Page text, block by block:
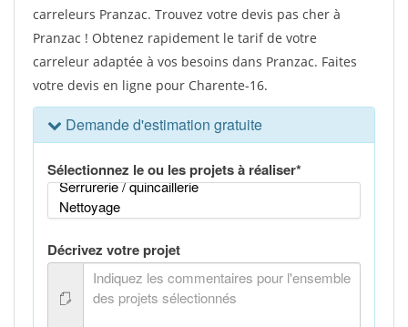
carreleurs Pranzac. Trouvez votre devis pas cher à
Pranzac ! Obtenez rapidement le tarif de votre
carreleur adaptée à vos besoins dans Pranzac. Faites
votre devis en ligne pour Charente-16.